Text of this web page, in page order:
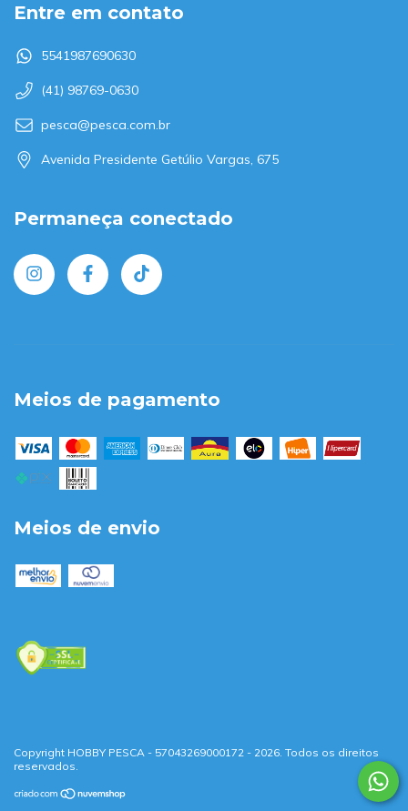
Entre em contato
5541987690630
(41) 98769-0630
pesca@pesca.com.br
Avenida Presidente Getúlio Vargas, 675
Permaneça conectado
Meios de pagamento
Meios de envio
Copyright HOBBY PESCA - 57043269000172 - 2026. Todos os direitos
reservados.